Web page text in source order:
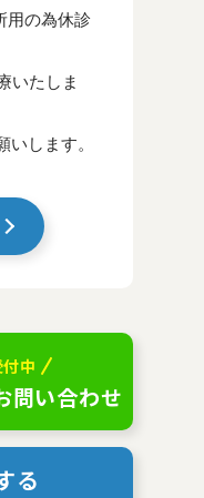
用の為休診
いたしま
いします。
中
問い合わせ
る